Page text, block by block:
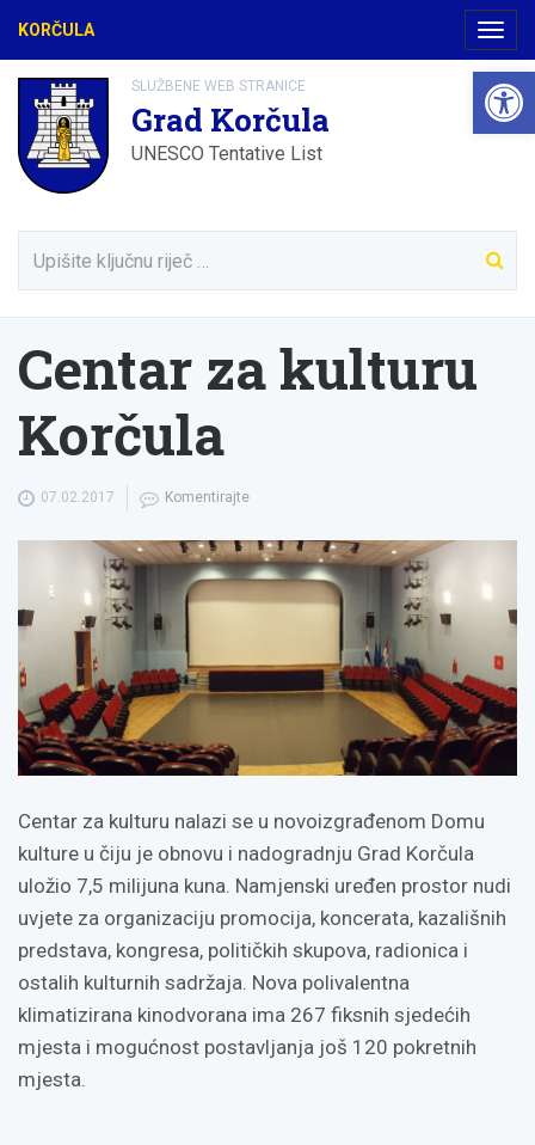
KORČULA
SLUŽBENE WEB STRANICE
Grad Korčula
UNESCO Tentative List
Centar za kulturu
Korčula
07.02.2017 Komentirajte
Centar za kulturu nalazi se u novoizgrađenom Domu
kulture u čiju je obnovu i nadogradnju Grad Korčula
uložio 7,5 milijuna kuna. Namjenski uređen prostor nudi
uvjete za organizaciju promocija, koncerata, kazališnih
predstava, kongresa, političkih skupova, radionica i
ostalih kulturnih sadržaja. Nova polivalentna
klimatizirana kinodvorana ima 267 fiksnih sjedećih
mjesta i mogućnost postavljanja još 120 pokretnih
mjesta.